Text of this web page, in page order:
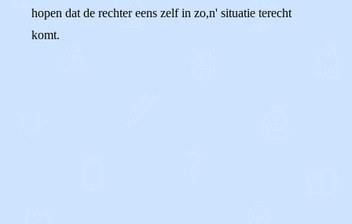
hopen dat de rechter eens zelf in zo,n' situatie terecht
komt.